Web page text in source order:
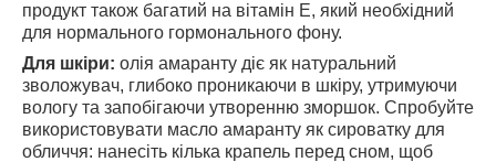
продукт також багатий на вітамін Е, який необхідний
для нормального гормонального фону.
Для шкіри: олія амаранту діє як натуральний
зволожувач, глибоко проникаючи в шкіру, утримуючи
вологу та запобігаючи утворенню зморшок. Спробуйте
використовувати масло амаранту як сироватку для
обличчя: нанесіть кілька крапель перед сном, щоб